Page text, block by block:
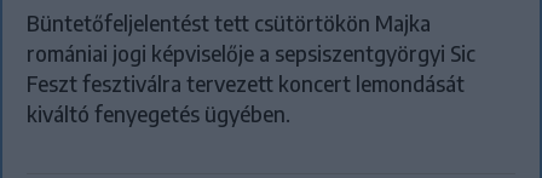
Büntetőfeljelentést tett csütörtökön Majka
romániai jogi képviselője a sepsiszentgyörgyi Sic
Feszt fesztiválra tervezett koncert lemondását
kiváltó fenyegetés ügyében.